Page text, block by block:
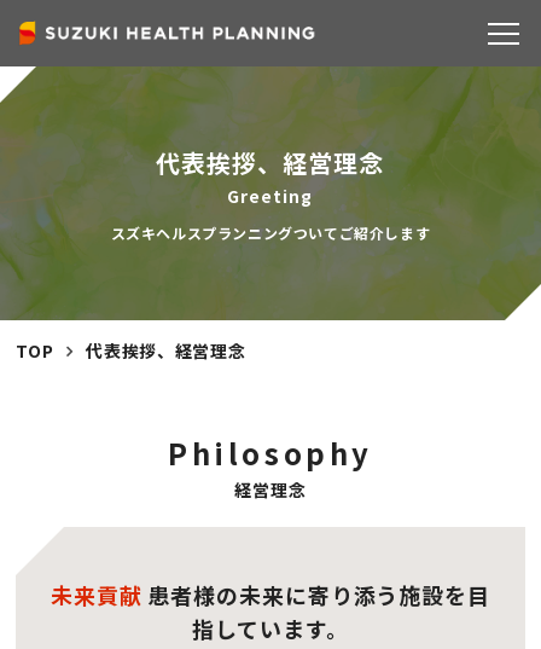
COMPANY
代表挨拶、経営理念
Greeting
スズキヘルスプランニングついてご紹介します
TOP 代表挨拶、経営理念
Philosophy
経営理念
未来貢献 患者様の未来に寄り添う施設を目
指しています。